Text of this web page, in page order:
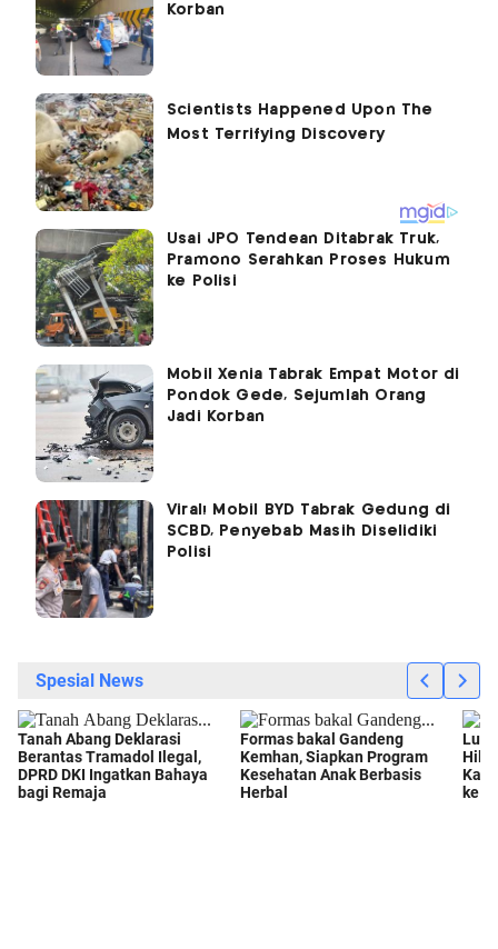
Korban
Usai JPO Tendean Ditabrak Truk,
Pramono Serahkan Proses Hukum
ke Polisi
Mobil Xenia Tabrak Empat Motor di
Pondok Gede, Sejumlah Orang
Jadi Korban
Viral! Mobil BYD Tabrak Gedung di
SCBD, Penyebab Masih Diselidiki
Polisi